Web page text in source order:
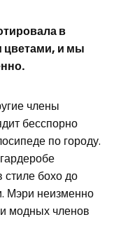
в
цветами, и мы
члены
бесспорно
по городу.
бохо до
Мэри неизменно
модных членов